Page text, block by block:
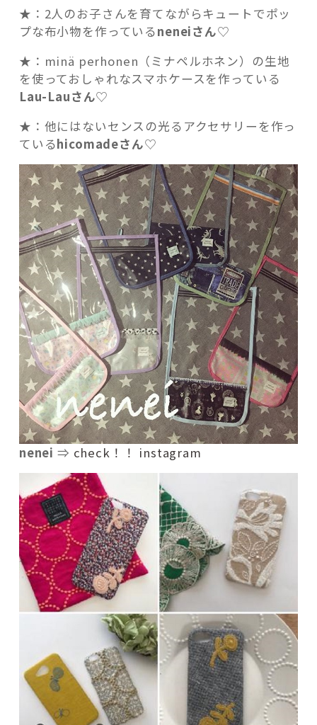
★：2人のお子さんを育てながらキュートでポッ
プな布小物を作っているneneiさん♡
★：minä perhonen（ミナペルホネン）の生地
を使っておしゃれなスマホケースを作っている
Lau-Lauさん♡
★：他にはないセンスの光るアクセサリーを作っ
ているhicomadeさん♡
nenei ⇒ check！！ instagram